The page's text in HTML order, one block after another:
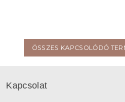
ÖSSZES KAPCSOLÓDÓ
Kapcsolat